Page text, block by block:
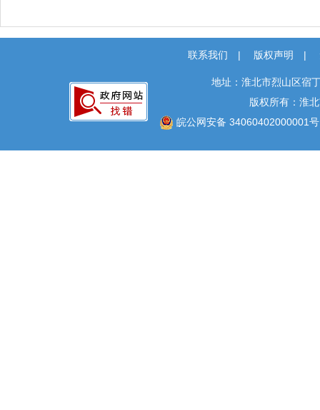
联系我们 | 版权声明 |
地址：淮北市烈山区宿
版权所有：淮
皖公网安备 34060402000001号